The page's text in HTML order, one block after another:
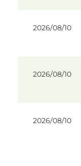
2026/08/10
2026/08/10
2026/08/10